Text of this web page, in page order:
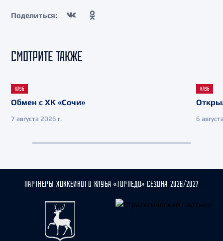
Поделиться:
СМОТРИТЕ ТАКЖЕ
КЛУБ
Обмен с ХК «Сочи»
7 августа 2026 г.
КЛУБ
6
ПАРТНЁРЫ ХОККЕЙНОГО КЛУБА «ТОРПЕДО» СЕЗОНА 2026/2027